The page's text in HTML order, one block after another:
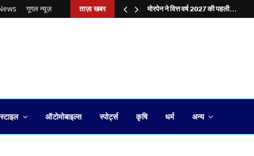
गूगल न्यूज़ ताज़ा खबर मोरपेन ने वित्त वर्ष 2027 की पहली…
ऑटोमोबाइल्स स्पोर्ट्स कृषि धर्म अन्य